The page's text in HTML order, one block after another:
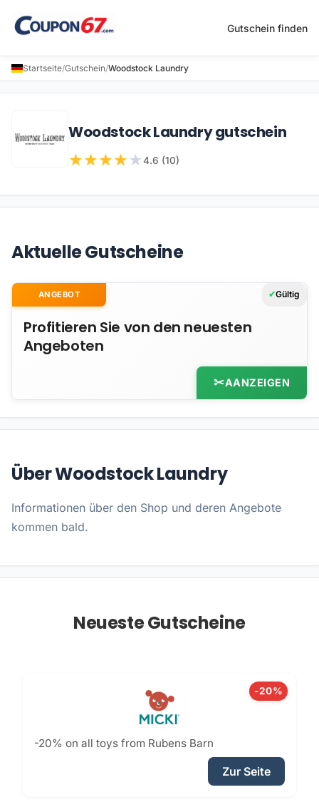
Gutschein finden
Startseite/Gutschein/Woodstock Laundry
Woodstock Laundry gutschein
★★★★ ★4.6 (10)
Aktuelle Gutscheine
ANGEBOT Gültig
Profitieren Sie von den neuesten
Angeboten
AANZEIGEN
Über Woodstock Laundry
Informationen über den Shop und deren Angebote
kommen bald.
Neueste Gutscheine
-20%
-20% on all toys from Rubens Barn
Zur Seite